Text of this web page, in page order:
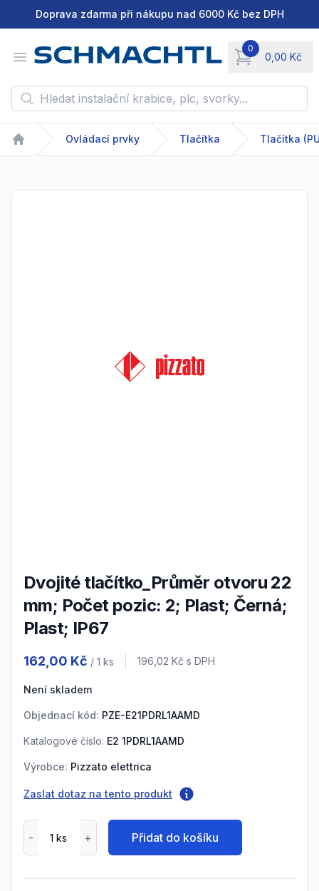
Doprava zdarma při nákupu nad 6000 Kč bez DPH
Open menu
0
0,00 Kč
items in cart,
Hledat instalační krabice, plc, svorky...
Home
Ovládací prvky Tlačítka
Dvojité tlačítko_Průměr otvoru 22
mm; Počet pozic: 2; Plast; Černá;
Plast; IP67
162,00 Kč / 1 ks Cena s DPH
196,02 Kč s DPH
Není skladem
Objednací kód: PZE-E21PDRL1AAMD
Katalogové číslo: E2 1PDRL1AAMD
Výrobce: Pizzato elettrica
Zaslat dotaz na tento produkt
Přidat do košíku